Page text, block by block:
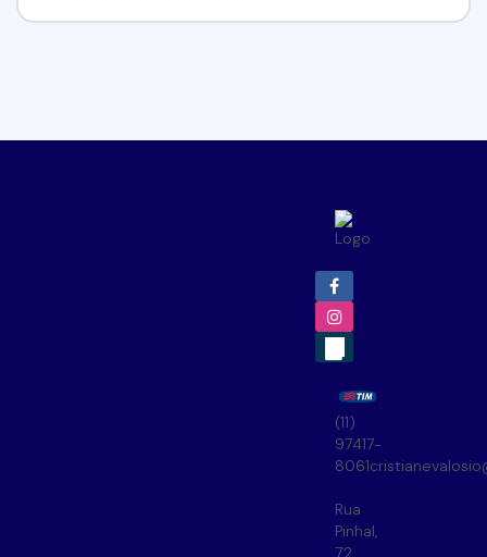
(11)
97417-
8061
Rua
Pinhal,